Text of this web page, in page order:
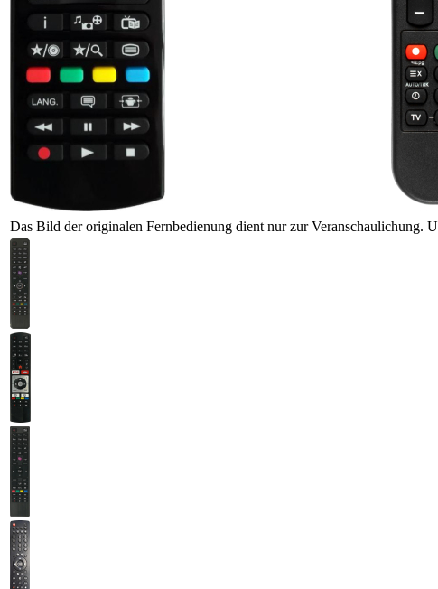
Das Bild der originalen Fernbedienung dient nur zur Veranschaulichung.